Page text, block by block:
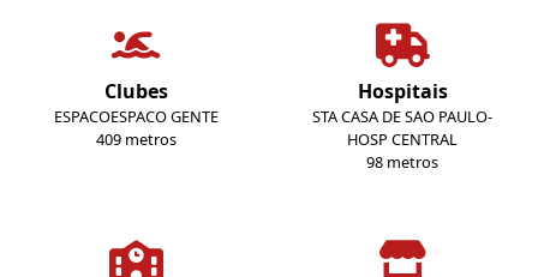
Clubes
ESPACOESPACO GENTE
409 metros
Hospitais
STA CASA DE SAO PAULO-
HOSP CENTRAL
98 metros